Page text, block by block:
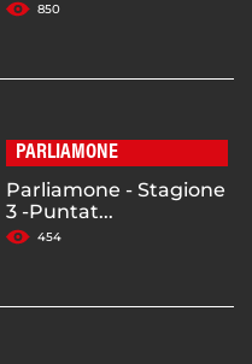
850
PARLIAMONE
Parliamone - Stagione
3 -Puntat...
454